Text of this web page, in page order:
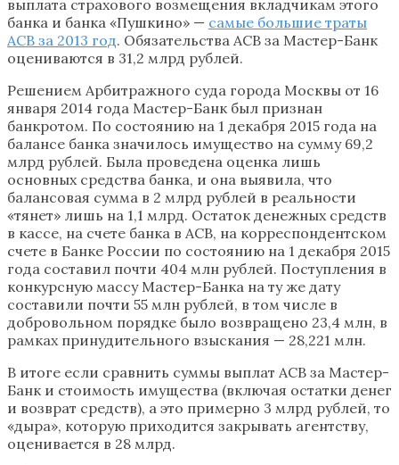
выплата страхового возмещения вкладчикам этого
банка и банка «Пушкино» — самые большие траты
АСВ за 2013 год. Обязательства АСВ за Мастер-Банк
оцениваются в 31,2 млрд рублей.
Решением Арбитражного суда города Москвы от 16
января 2014 года Мастер-Банк был признан
банкротом. По состоянию на 1 декабря 2015 года на
балансе банка значилось имущество на сумму 69,2
млрд рублей. Была проведена оценка лишь
основных средства банка, и она выявила, что
балансовая сумма в 2 млрд рублей в реальности
«тянет» лишь на 1,1 млрд. Остаток денежных средств
в кассе, на счете банка в АСВ, на корреспондентском
счете в Банке России по состоянию на 1 декабря 2015
года составил почти 404 млн рублей. Поступления в
конкурсную массу Мастер-Банка на ту же дату
составили почти 55 млн рублей, в том числе в
добровольном порядке было возвращено 23,4 млн, в
рамках принудительного взыскания — 28,221 млн.
В итоге если сравнить суммы выплат АСВ за Мастер-
Банк и стоимость имущества (включая остатки денег
и возврат средств), а это примерно 3 млрд рублей, то
«дыра», которую приходится закрывать агентству,
оценивается в 28 млрд.